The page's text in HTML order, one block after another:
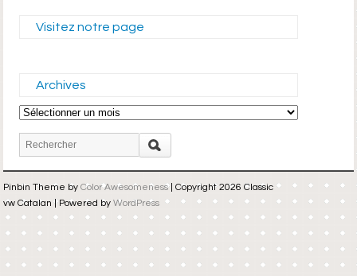
Visitez notre page
Archives
Archives
Pinbin Theme by Color Awesomeness| Copyright 2026 Classic
vw Catalan | Powered by WordPress